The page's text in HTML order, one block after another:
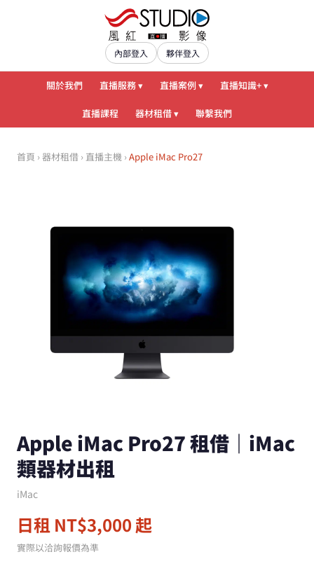
內部登入 夥伴登入
關於我們 直播服務 ▾ 直播案例 ▾ 直播知識+ ▾
直播課程 器材租借 ▾ 聯繫我們
首頁 ›器材租借 › 直播主機 ›Apple iMac Pro27
Apple iMac Pro27 租借｜iMac
類器材出租
iMac
日租 NT$3,000 起
實際以洽詢報價為準